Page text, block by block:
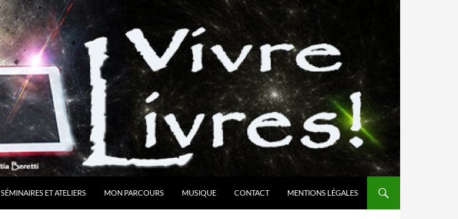
SÉMINAIRES ET ATELIERS MON PARCOURS MUSIQUE CONTACT MENTIONS LÉGALES